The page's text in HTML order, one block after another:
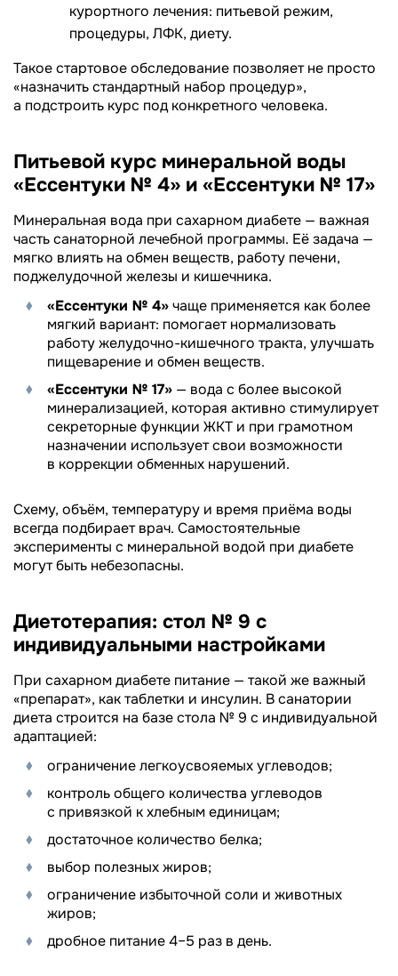
курортного лечения: питьевой режим,
процедуры, ЛФК, диету.
Такое стартовое обследование позволяет не просто
«назначить стандартный набор процедур»,
а подстроить курс под конкретного человека.
Питьевой курс минеральной воды
«Ессентуки № 4» и «Ессентуки № 17»
Минеральная вода при сахарном диабете — важная
часть санаторной лечебной программы. Её задача —
мягко влиять на обмен веществ, работу печени,
поджелудочной железы и кишечника.
«Ессентуки № 4»чаще применяется как более
мягкий вариант: помогает нормализовать
работу желудочно-кишечного тракта, улучшать
пищеварение и обмен веществ.
«Ессентуки № 17» — вода с более высокой
минерализацией, которая активно стимулирует
секреторные функции ЖКТ и при грамотном
назначении использует свои возможности
в коррекции обменных нарушений.
Схему, объём, температуру и время приёма воды
всегда подбирает врач. Самостоятельные
эксперименты с минеральной водой при диабете
могут быть небезопасны.
Диетотерапия: стол № 9 с
индивидуальными настройками
При сахарном диабете питание — такой же важный
«препарат», как таблетки и инсулин. В санатории
диета строится на базе стола № 9 с индивидуальной
адаптацией:
ограничение легкоусвояемых углеводов;
контроль общего количества углеводов
с привязкой к хлебным единицам;
достаточное количество белка;
выбор полезных жиров;
ограничение избыточной соли и животных
жиров;
дробное питание 4–5 раз в день.